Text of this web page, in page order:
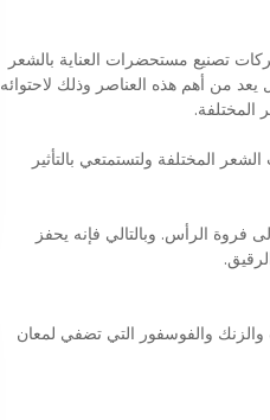
تصنيع مستحضرات العناية بالشعر
يعد من أهم هذه العناصر وذلك لاحتوائه
المختلفة ولتستمتعي بالتأثير
فروة الرأس. وبالتالي فإنه يحفز
والزنك والفوسفور التي تضفي لمعان